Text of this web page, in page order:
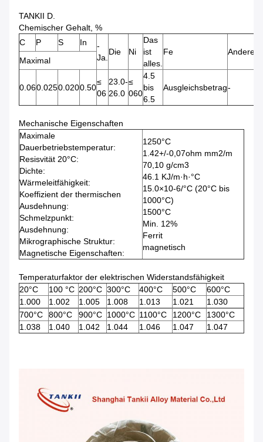
TANKII D.
Chemischer Gehalt, %
C
P S In
-
Ja.
Die Ni
Das
ist
alles.
Fe
Andere
Maximal
0.060.0250.0200.50
≤
06
23.0-
26.0
≤
060
4.5
bis
6.5
Ausgleichsbetrag-
Mechanische Eigenschaften
Maximale
Dauerbetriebstemperatur:
Resisvität 20°C:
Dichte:
Wärmeleitfähigkeit:
Koeffizient der thermischen
Ausdehnung:
Schmelzpunkt:
Ausdehnung:
Mikrographische Struktur:
Magnetische Eigenschaften:
1250°C
1.42+/-0,07ohm mm2/m
70,10 g/cm3
46.1 KJ/m·h·°C
15.0×10-6/°C (20°C bis
1000°C)
1500°C
Min. 12%
Ferrit
magnetisch
Temperaturfaktor der elektrischen Widerstandsfähigkeit
20°C
100 °C 200°C 300°C 400°C 500°C
600°C
1.000
1.002 1.005 1.008 1.013 1.021
1.030
700°C
800°C 900°C 1000°C 1100°C 1200°C
1300°C
1.038
1.040 1.042 1.044 1.046 1.047 1.047